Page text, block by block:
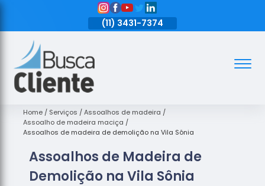
(11) 3431-7374
Assoalhos
de Madeira
Decks de
Empresas
de
Home Serviços
Assoalhos de madeira
Assoalho de madeira maciça
Assoalhos de madeira de demolição na Vila Sônia
Assoalhos de Madeira de
Demolição na Vila Sônia